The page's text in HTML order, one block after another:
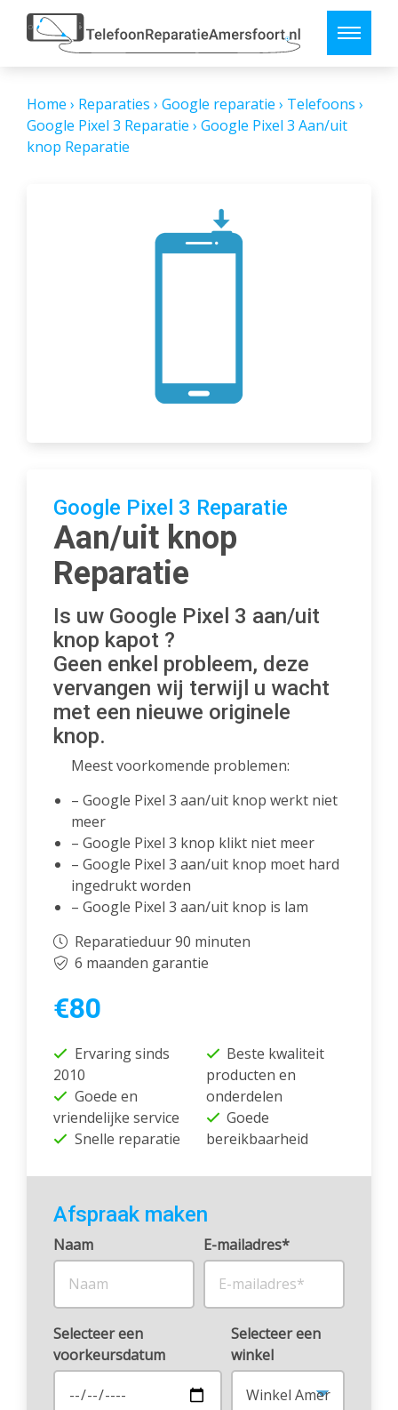
Home › Reparaties › Google reparatie › Telefoons ›
Google Pixel 3 Reparatie › Google Pixel 3 Aan/uit
knop Reparatie
Google Pixel 3 Reparatie
Aan/uit knop
Reparatie
Is uw Google Pixel 3 aan/uit
knop kapot ?
Geen enkel probleem, deze
vervangen wij terwijl u wacht
met een nieuwe originele
knop.
Meest voorkomende problemen:
– Google Pixel 3 aan/uit knop werkt niet
meer
– Google Pixel 3 knop klikt niet meer
– Google Pixel 3 aan/uit knop moet hard
ingedrukt worden
– Google Pixel 3 aan/uit knop is lam
Reparatieduur 90 minuten
6 maanden garantie
€80
Ervaring sinds
2010
Goede en
vriendelijke service
Snelle reparatie
Beste kwaliteit
producten en
onderdelen
Goede
bereikbaarheid
Afspraak maken
Naam E-mailadres*
Selecteer een
voorkeursdatum
Selecteer een
winkel